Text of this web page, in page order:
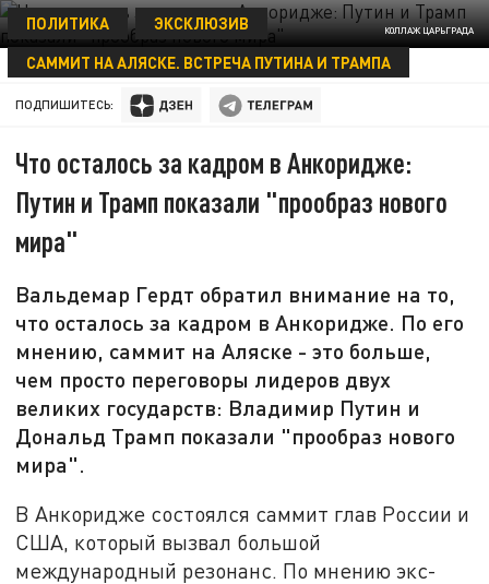
КОЛЛАЖ ЦАРЬГРАДА
ПОЛИТИКА
ЭКСКЛЮЗИВ
САММИТ НА АЛЯСКЕ. ВСТРЕЧА ПУТИНА И ТРАМПА
22 АВГУСТА 22:46
ПОДПИШИТЕСЬ:
Что осталось за кадром в Анкоридже:
Путин и Трамп показали "прообраз нового
мира"
Вальдемар Гердт обратил внимание на то,
что осталось за кадром в Анкоридже. По его
мнению, саммит на Аляске - это больше,
чем просто переговоры лидеров двух
великих государств: Владимир Путин и
Дональд Трамп показали "прообраз нового
мира".
В Анкоридже состоялся саммит глав России и
США, который вызвал большой
международный резонанс. По мнению экс-